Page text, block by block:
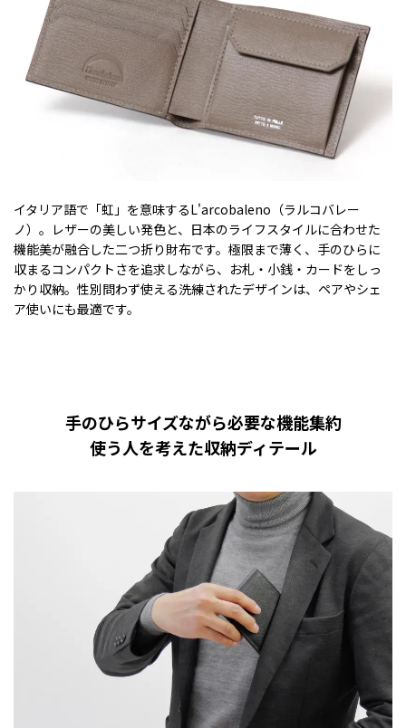
イタリア語で「虹」を意味するL'arcobaleno（ラルコバレー
ノ）。レザーの美しい発色と、日本のライフスタイルに合わせた
機能美が融合した二つ折り財布です。極限まで薄く、手のひらに
収まるコンパクトさを追求しながら、お札・小銭・カードをしっ
かり収納。性別問わず使える洗練されたデザインは、ペアやシェ
ア使いにも最適です。
手のひらサイズながら必要な機能集約
使う人を考えた収納ディテール